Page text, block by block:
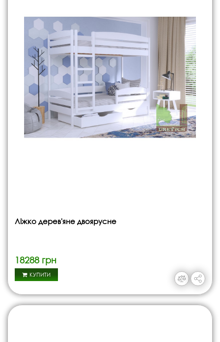
Ліжко дерев'яне двоярусне
18288 грн
КУПИТИ